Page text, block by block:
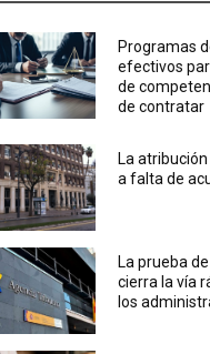
Programas
efectivos
de
de contratar
La
a falta de
La prueba
cierra la vía
los